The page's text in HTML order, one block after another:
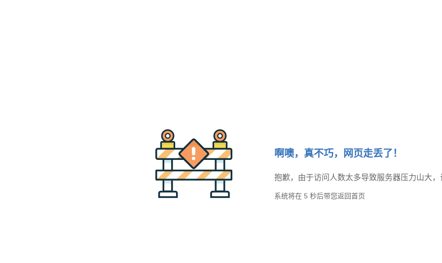
啊噢，真不巧，网页走丢了！
抱歉，由于访问人数太多导致服务器压力山大，
系统将在 5 秒后带您返回首页